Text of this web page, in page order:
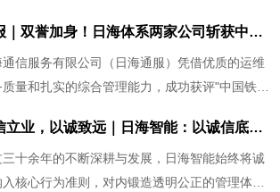
技术创新积淀与产业落地成效，成功斩获2026 科
新先锋奖，收获权威财经平台高度认可。
喜报｜双誉加身！日海体系两家公司斩获中国铁塔2025年度代维星级荣誉
通信服务有限公司（日海通服）凭借优质的运维
质量和扎实的综合管理能力，成功获评"中国铁塔
有限公司（日海恒联）同步获评"中国铁塔2025
星代维单位"，日海体系成为本次评选中为数不
斩获两项星级认定的代维服务商，充分彰显集
以信立业，以诚致远｜日海智能：以诚信底色，筑就 AIoT 长期发展之路
三十余年的不断深耕与发展，日海智能始终将诚
入核心行为准则，对内锻造透明公正的管理体